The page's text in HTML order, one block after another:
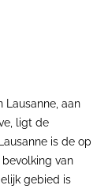
Lausanne, aan
ligt de
is de op
van
gebied is